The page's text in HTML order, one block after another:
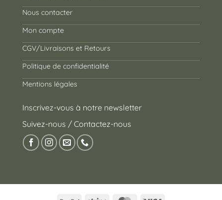
Nous contacter
Mon compte
CGV/Livraisons et Retours
Politique de confidentialité
Mentions légales
Inscrivez-vous à notre newsletter
Suivez-nous / Contactez-nous